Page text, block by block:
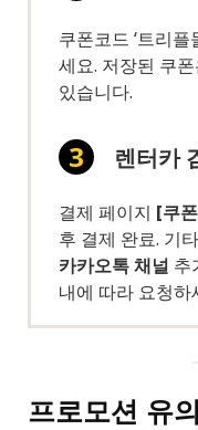
쿠폰코드 ‘트리
세요. 저장된 쿠
있습니다.
렌터카
결제 페이지 [쿠
후 결제 완료. 기
카카오톡 채널 추
내에 따라 요청하
프로모션 유